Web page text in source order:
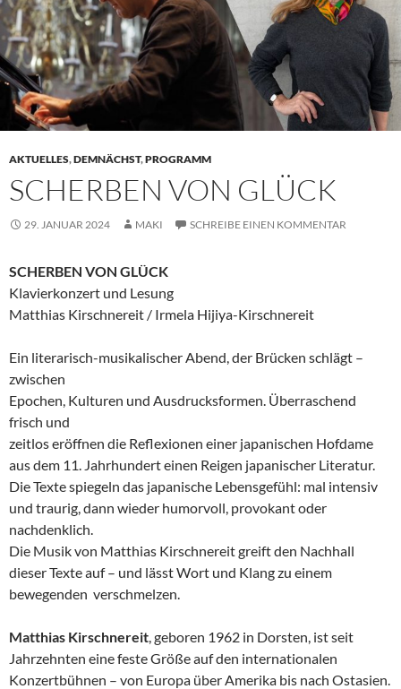
AKTUELLES,DEMNÄCHST,PROGRAMM
SCHERBEN VON GLÜCK
29. JANUAR 2024 MAKI SCHREIBE EINEN KOMMENTAR
SCHERBEN VON GLÜCK
Klavierkonzert und Lesung
Matthias Kirschnereit / Irmela Hijiya-Kirschnereit
Ein literarisch-musikalischer Abend, der Brücken schlägt –
zwischen
Epochen, Kulturen und Ausdrucksformen. Überraschend
frisch und
zeitlos eröffnen die Reflexionen einer japanischen Hofdame
aus dem 11. Jahrhundert einen Reigen japanischer Literatur.
Die Texte spiegeln das japanische Lebensgefühl: mal intensiv
und traurig, dann wieder humorvoll, provokant oder
nachdenklich.
Die Musik von Matthias Kirschnereit greift den Nachhall
dieser Texte auf – und lässt Wort und Klang zu einem
bewegenden verschmelzen.
Matthias Kirschnereit , geboren 1962 in Dorsten, ist seit
Jahrzehnten eine feste Größe auf den internationalen
Konzertbühnen – von Europa über Amerika bis nach Ostasien.